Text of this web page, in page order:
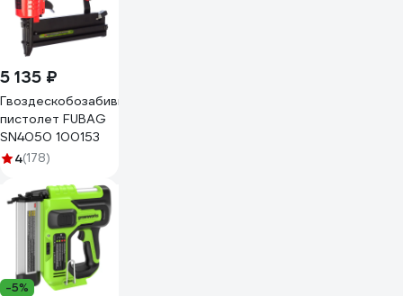
5 135 ₽
Гвоздескобозабивной
пистолет FUBAG
SN4050 100153
4(178)
-5%